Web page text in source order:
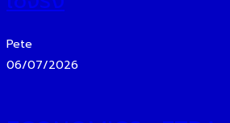
Pete
06/07/2026